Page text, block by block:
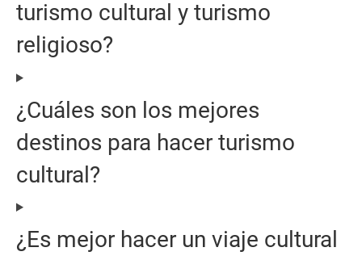
turismo cultural y turismo
religioso?
¿Cuáles son los mejores
destinos para hacer turismo
cultural?
¿Es mejor hacer un viaje cultural